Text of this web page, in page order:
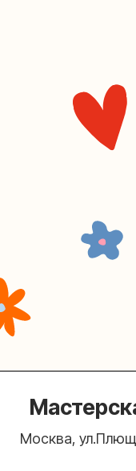
Москва, ул.Плющиха,
Мастерская
+7